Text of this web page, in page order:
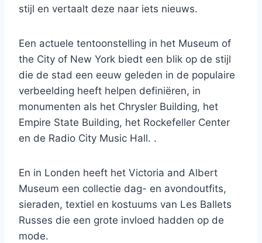
stijl en vertaalt deze naar iets nieuws.
Een actuele tentoonstelling in het Museum of
the City of New York biedt een blik op de stijl
die de stad een eeuw geleden in de populaire
verbeelding heeft helpen definiëren, in
monumenten als het Chrysler Building, het
Empire State Building, het Rockefeller Center
en de Radio City Music Hall. .
En in Londen heeft het Victoria and Albert
Museum een ​​collectie dag- en avondoutfits,
sieraden, textiel en kostuums van Les Ballets
Russes die een grote invloed hadden op de
mode.